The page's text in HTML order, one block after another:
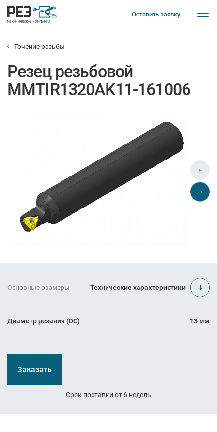
Оставить заявку
Основные размеры Технические характеристики
Диаметр резания (DC) 13 мм
Заказать
Срок поставки от 6 недель
Точение резьбы
Резец резьбовой
MMTIR1320AK11-161006